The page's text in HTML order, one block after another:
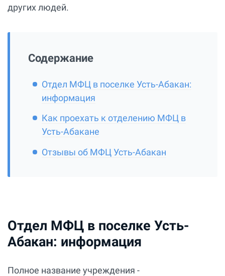
других людей.
Содержание
Отдел МФЦ в поселке Усть-Абакан:
информация
Как проехать к отделению МФЦ в
Усть-Абакане
Отзывы об МФЦ Усть-Абакан
Отдел МФЦ в поселке Усть-
Абакан: информация
Полное название учреждения -